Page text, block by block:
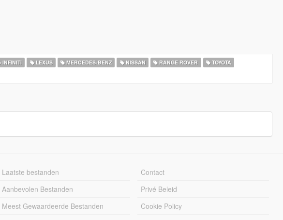
INFINITI LEXUS MERCEDES-BENZ NISSAN RANGE ROVER
TOYOTA
Laatste bestanden
Aanbevolen Bestanden
Meest Gewaardeerde Bestanden
Contact
Privé Beleid
Cookie Policy